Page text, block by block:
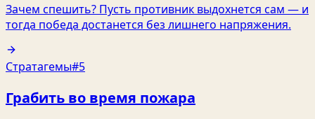
Зачем спешить? Пусть противник выдохнется сам — и
тогда победа достанется без лишнего напряжения.
Стратагемы#5
Грабить во время пожара